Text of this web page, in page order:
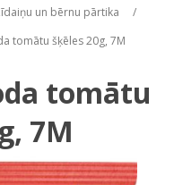
un bērnu pārtika
/
tomātu šķēles 20g, 7M
tomātu
7M